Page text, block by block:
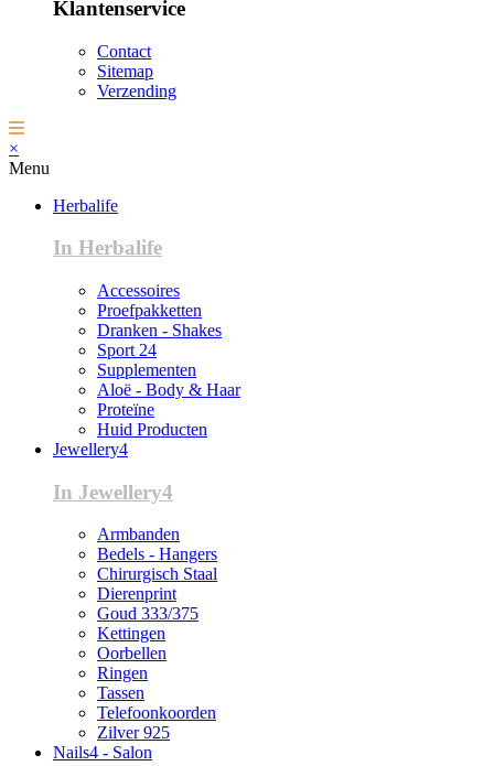
Klantenservice
Contact
Sitemap
Verzending
×
Menu
Herbalife
In Herbalife
Accessoires
Proefpakketten
Dranken - Shakes
Sport 24
Supplementen
Aloë - Body & Haar
Proteïne
Huid Producten
Jewellery4
In Jewellery4
Armbanden
Bedels - Hangers
Chirurgisch Staal
Dierenprint
Goud 333/375
Kettingen
Oorbellen
Ringen
Tassen
Telefoonkoorden
Zilver 925
Nails4 - Salon